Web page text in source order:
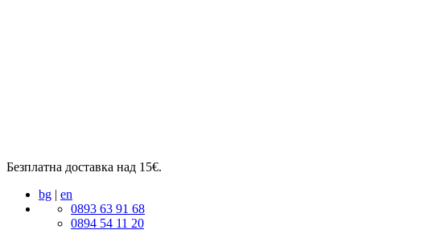
Безплатна доставка над 15€.
bg | en
0893 63 91 68
0894 54 11 20